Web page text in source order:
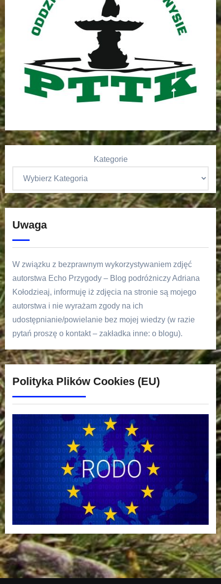
Kategorie
Uwaga
W związku z bezprawnym wykorzystywaniem zdjęć
autorstwa Echo Przygody – Blog podróżniczy Adriana
Kołodzieaj, informuję iż zdjęcia na stronie są mojego
autorstwa i nie wyrażam zgody na ich
udostępnianie/powielanie bez mojej wiedzy (w razie
pytań proszę o kontakt – zakładka inne: o blogu).
Polityka Plików Cookies (EU)